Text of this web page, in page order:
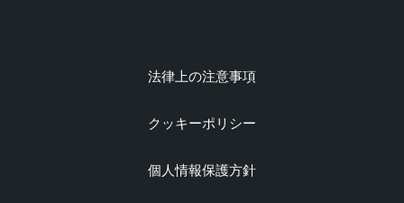
法律上の注意事項
クッキーポリシー
個人情報保護方針